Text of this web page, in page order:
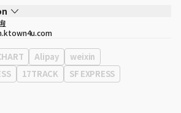
岭东大路 513号 3楼 （三成洞， coex)
Alipay
weixin
17TRACK SF EXPRESS